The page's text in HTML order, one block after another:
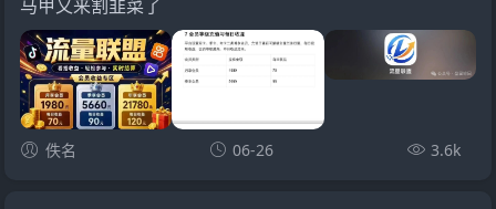
马甲又来割韭菜了
佚名 06-26 3.6k